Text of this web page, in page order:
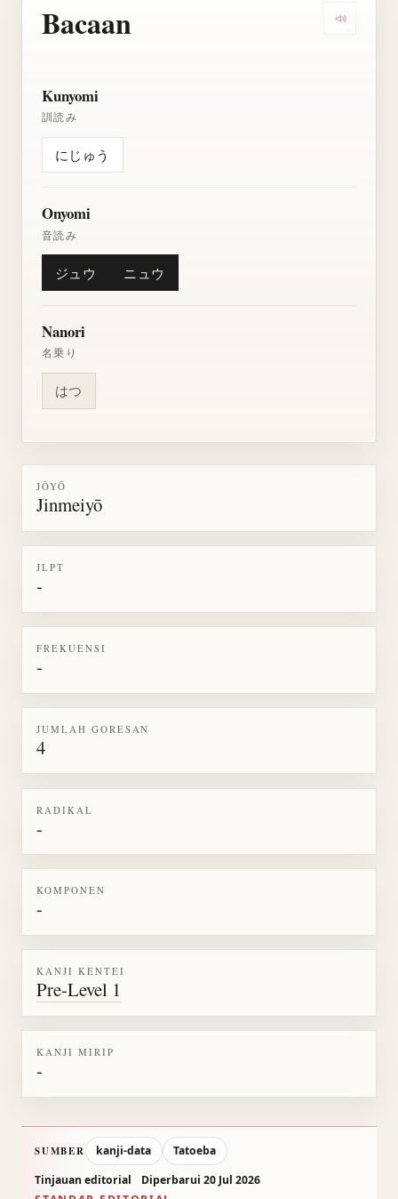
Bacaan
Kunyomi
訓読み
にじゅう
Onyomi
音読み
ジュウ ニュウ
Nanori
名乗り
はつ
JŌYŌ
Jinmeiyō
JLPT
-
FREKUENSI
-
JUMLAH GORESAN
4
RADIKAL
-
KOMPONEN
-
KANJI KENTEI
Pre-Level 1
KANJI MIRIP
-
SUMBER kanji-data
Tatoeba
Tinjauan editorial
Diperbarui 20 Jul 2026